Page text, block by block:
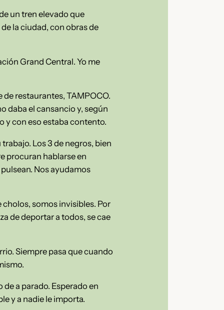
un tren elevado que
la ciudad, con obras de
Grand Central. Yo me
de restaurantes, TAMPOCO.
daba el cansancio y, según
y con eso estaba contento.
Los 3 de negros, bien
procuran hablarse en
Nos ayudamos
somos invisibles. Por
de deportar a todos, se cae
Siempre pasa que cuando
a parado. Esperado en
y a nadie le importa.